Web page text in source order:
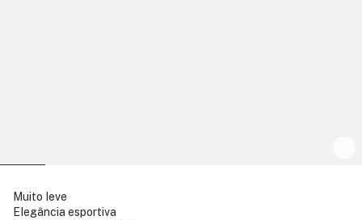
Muito leve
Elegância esportiva